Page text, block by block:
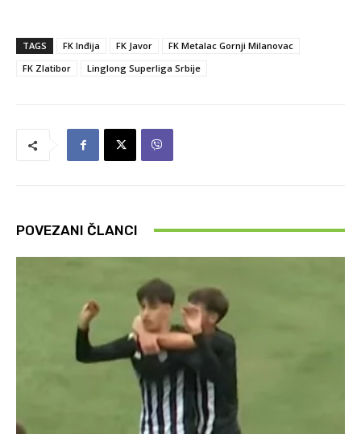
TAGS FK Inđija FK Javor
FK Metalac Gornji Milanovac
FK Zlatibor
Linglong Superliga Srbije
POVEZANI ČLANCI